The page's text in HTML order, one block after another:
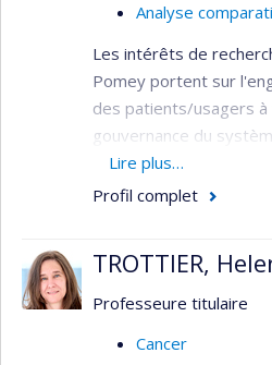
Analyse
Les intérêts de
Pomey portent sur
des patients/usagers
gouvernance du
l'évaluation des
pointe, la santé
soins dans les
part l'expérience des
programmes de
Lire plus…
Profil complet
TROTTIER,
Professeure titulaire
Cancer